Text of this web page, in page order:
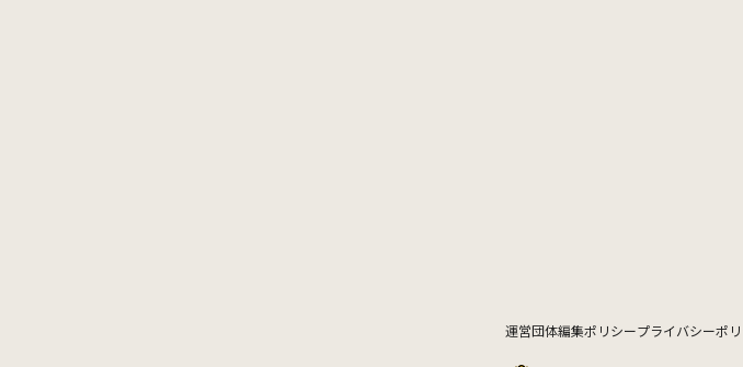
運営団体編集ポリシープライバシーポ